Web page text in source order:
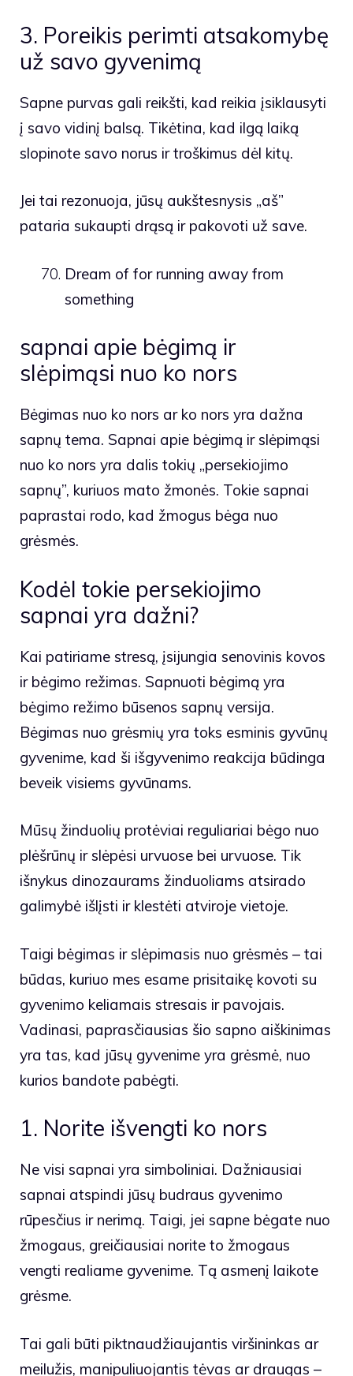
3. Poreikis perimti atsakomybę
už savo gyvenimą
Sapne purvas gali reikšti, kad reikia įsiklausyti
į savo vidinį balsą. Tikėtina, kad ilgą laiką
slopinote savo norus ir troškimus dėl kitų.
Jei tai rezonuoja, jūsų aukštesnysis „aš”
pataria sukaupti drąsą ir pakovoti už save.
Dream of for running away from
something
sapnai apie bėgimą ir
slėpimąsi nuo ko nors
Bėgimas nuo ko nors ar ko nors yra dažna
sapnų tema. Sapnai apie bėgimą ir slėpimąsi
nuo ko nors yra dalis tokių „persekiojimo
sapnų”, kuriuos mato žmonės. Tokie sapnai
paprastai rodo, kad žmogus bėga nuo
grėsmės.
Kodėl tokie persekiojimo
sapnai yra dažni?
Kai patiriame stresą, įsijungia senovinis kovos
ir bėgimo režimas. Sapnuoti bėgimą yra
bėgimo režimo būsenos sapnų versija.
Bėgimas nuo grėsmių yra toks esminis gyvūnų
gyvenime, kad ši išgyvenimo reakcija būdinga
beveik visiems gyvūnams.
Mūsų žinduolių protėviai reguliariai bėgo nuo
plėšrūnų ir slėpėsi urvuose bei urvuose. Tik
išnykus dinozaurams žinduoliams atsirado
galimybė išlįsti ir klestėti atviroje vietoje.
Taigi bėgimas ir slėpimasis nuo grėsmės – tai
būdas, kuriuo mes esame prisitaikę kovoti su
gyvenimo keliamais stresais ir pavojais.
Vadinasi, paprasčiausias šio sapno aiškinimas
yra tas, kad jūsų gyvenime yra grėsmė, nuo
kurios bandote pabėgti.
1. Norite išvengti ko nors
Ne visi sapnai yra simboliniai. Dažniausiai
sapnai atspindi jūsų budraus gyvenimo
rūpesčius ir nerimą. Taigi, jei sapne bėgate nuo
žmogaus, greičiausiai norite to žmogaus
vengti realiame gyvenime. Tą asmenį laikote
grėsme.
Tai gali būti piktnaudžiaujantis viršininkas ar
meilužis, manipuliuojantis tėvas ar draugas –